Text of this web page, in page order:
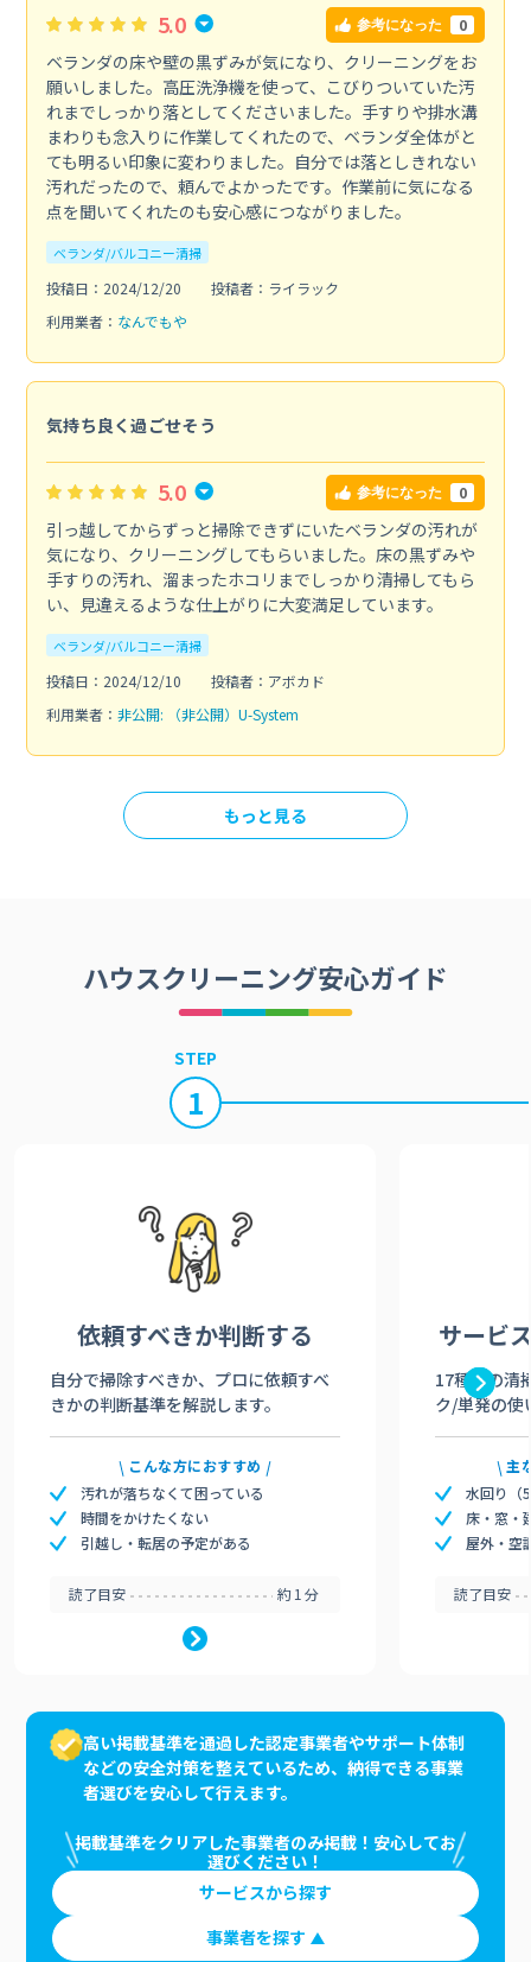
5.0 参考になった 0
ベランダの床や壁の黒ずみが気になり、クリーニングをお
願いしました。高圧洗浄機を使って、こびりついていた汚
れまでしっかり落としてくださいました。手すりや排水溝
まわりも念入りに作業してくれたので、ベランダ全体がと
ても明るい印象に変わりました。自分では落としきれない
汚れだったので、頼んでよかったです。作業前に気になる
点を聞いてくれたのも安心感につながりました。
ベランダ/バルコニー清掃
投稿日：2024/12/20
投稿者：ライラック
利用業者： なんでもや
気持ち良く過ごせそう
5.0 参考になった 0
引っ越してからずっと掃除できずにいたベランダの汚れが
気になり、クリーニングしてもらいました。床の黒ずみや
手すりの汚れ、溜まったホコリまでしっかり清掃してもら
い、見違えるような仕上がりに大変満足しています。
ベランダ/バルコニー清掃
投稿日：2024/12/10
投稿者：アボカド
利用業者： 非公開: （非公開）U-System
もっと見る
ハウスクリーニング安心ガイド
STEP
1
依頼すべきか判断する
自分で掃除すべきか、プロに依頼すべ
きかの判断基準を解説します。
こんな方におすすめ
汚れが落ちなくて困っている
時間をかけたくない
引越し・転居の予定がある
読了目安 約1分
サービ
17種類の清
ク/単発の使
主
水回り（
床・窓・
屋外・空
読了目安
高い掲載基準を通過した認定事業者やサポート体制
などの安全対策を整えているため、納得できる事業
者選びを安心して行えます。
掲載基準をクリアした事業者のみ掲載！安心してお
選びください！
サービスから探す
事業者を探す